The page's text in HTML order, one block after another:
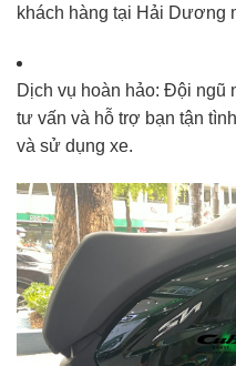
khách hàng tại Hải Dương
Dịch vụ hoàn hảo: Đội ngũ
tư vấn và hỗ trợ bạn tận
và sử dụng xe.